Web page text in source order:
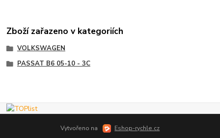
Zboží zařazeno v kategoriích
VOLKSWAGEN
PASSAT B6 05-10 - 3C
Vytvořeno na Eshop-rychle.cz